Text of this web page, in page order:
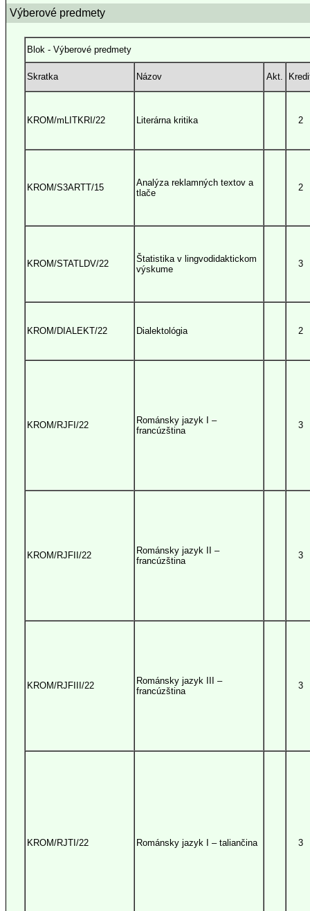
Výberové predmety
Blok - Výberové predmety
Skratka Názov Akt.
KROM/mLITKRI/22 Literárna kritika 2
KROM/S3ARTT/15
Analýza reklamných textov a
tlače
2
KROM/STATLDV/22
Štatistika v lingvodidaktickom
výskume
3
KROM/DIALEKT/22 Dialektológia 2
KROM/RJFI/22
Románsky jazyk I –
francúzština
3
KROM/RJFII/22
Románsky jazyk II –
francúzština
3
KROM/RJFIII/22
Románsky jazyk III –
francúzština
3
KROM/RJTI/22 Románsky jazyk I – taliančina 3